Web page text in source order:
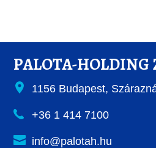
PALOTA-HOLDING
1156 Budapest,
+36 1 414 7100
info@palotah.hu